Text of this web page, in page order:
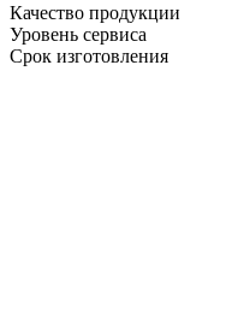
Качество продукции
Уровень сервиса
Срок изготовления